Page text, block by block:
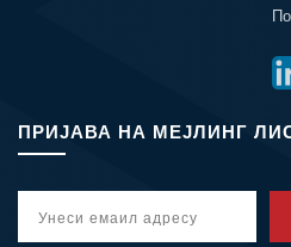
ПРИЈАВА НА МЕЈЛИНГ